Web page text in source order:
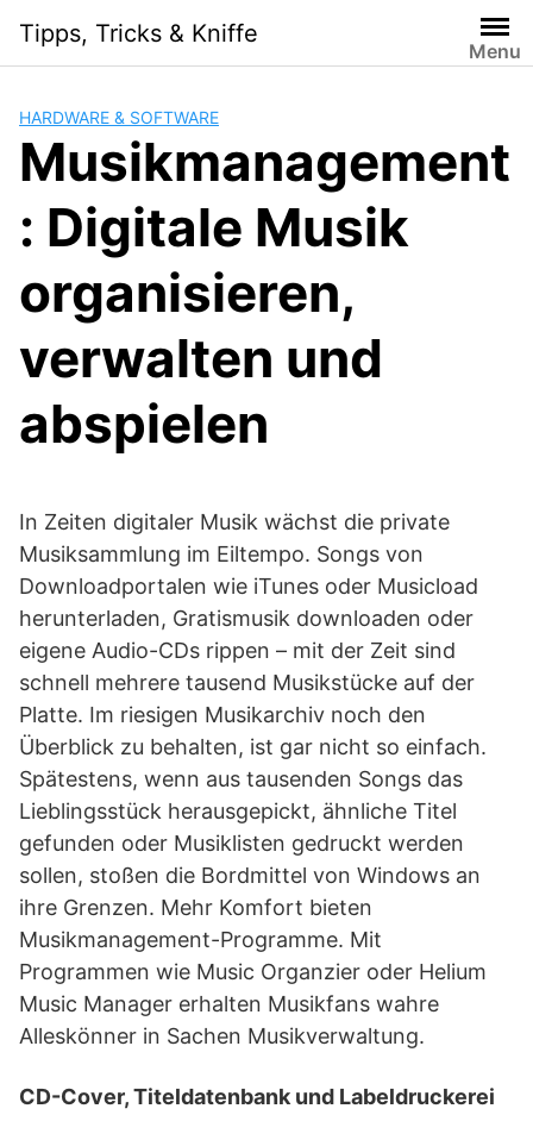
content
Tipps, Tricks & Kniffe
Menu
HARDWARE & SOFTWARE
Musikmanagement
: Digitale Musik
organisieren,
verwalten und
abspielen
In Zeiten digitaler Musik wächst die private
Musiksammlung im Eiltempo. Songs von
Downloadportalen wie iTunes oder Musicload
herunterladen, Gratismusik downloaden oder
eigene Audio-CDs rippen – mit der Zeit sind
schnell mehrere tausend Musikstücke auf der
Platte. Im riesigen Musikarchiv noch den
Überblick zu behalten, ist gar nicht so einfach.
Spätestens, wenn aus tausenden Songs das
Lieblingsstück herausgepickt, ähnliche Titel
gefunden oder Musiklisten gedruckt werden
sollen, stoßen die Bordmittel von Windows an
ihre Grenzen. Mehr Komfort bieten
Musikmanagement-Programme. Mit
Programmen wie Music Organzier oder Helium
Music Manager erhalten Musikfans wahre
Alleskönner in Sachen Musikverwaltung.
CD-Cover, Titeldatenbank und Labeldruckerei